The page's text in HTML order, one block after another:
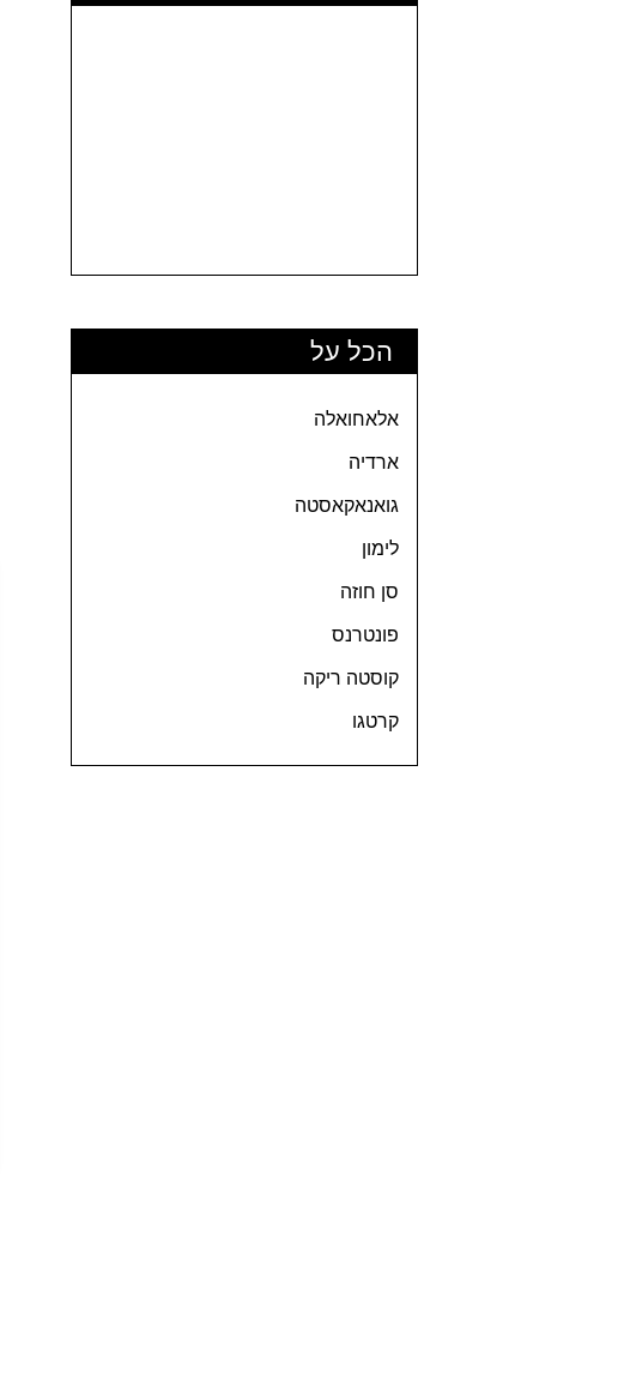
הכל על
אלאחואלה
ארדיה
גואנאקאסטה
לימון
סן חוזה
פונטרנס
קוסטה ריקה
קרטגו